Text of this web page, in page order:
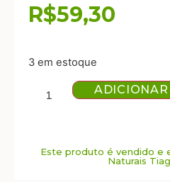
R$59,30
3 em estoque
Este produto é vendido e
Naturais